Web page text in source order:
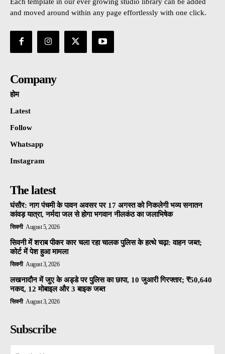
and moved around within any page effortlessly with one click.
Company
होम
Latest
Follow
Whatsapp
Instagram
The latest
घंसौर: नाग पंचमी के पावन अवसर पर 17 अगस्त को निकलेगी भव्य सनातन
कांवड़ यात्रा, नर्मदा जल से होगा भगवान नीलकंठ का जलाभिषेक
सिवनी August 5, 2026
सिवनी में शराब पीकर कार चला रहा चालक पुलिस के हत्थे चढ़ा: वाहन जब्त;
कोर्ट में पेश हुआ मामला
सिवनी August 3, 2026
लखनादौन में जुए के अड्डे पर पुलिस का छापा, 10 जुआरी गिरफ्तार; ₹50,640
नकद, 12 मोबाइल और 3 बाइक जब्त
सिवनी August 3, 2026
Subscribe